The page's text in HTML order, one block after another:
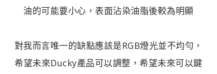
油的可能要小心，表面沾染油脂後較為明顯
對我而言唯一的缺點應該是RGB燈光並不均勻，
希望未來Ducky產品可以調整，希望未來可以鍵